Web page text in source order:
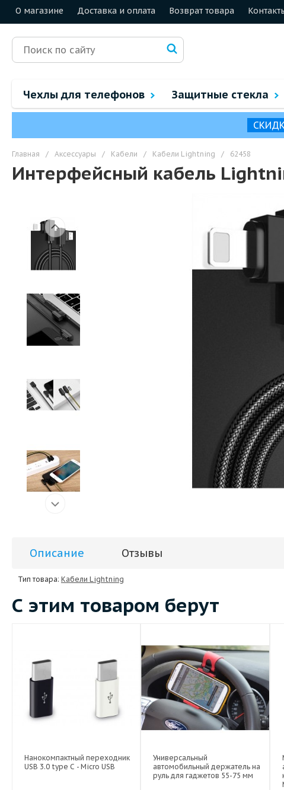
О магазине Доставка и оплата Возврат товара
Чехлы для телефонов Защитные стекла
Главная / Аксессуары / Кабели / Кабели Lightning / 62458
Интерфейсный кабель
Описание Отзывы
Тип товара: Кабели Lightning
С этим товаром берут
Нанокомпактный переходник
USB 3.0 type C - Micro USB
Универсальный
автомобильный держатель на
руль для гаджетов 55-75 мм